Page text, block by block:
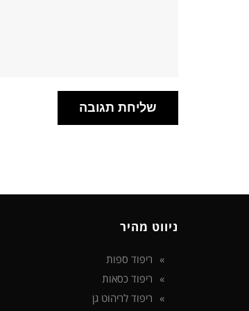
ניווט מהיר
ריפוד ספות
ריפוד כסאות
ריפוד לריהוט גן